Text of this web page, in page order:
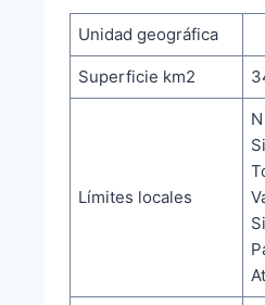
Unidad geográfica
Superficie km2
Límites locales